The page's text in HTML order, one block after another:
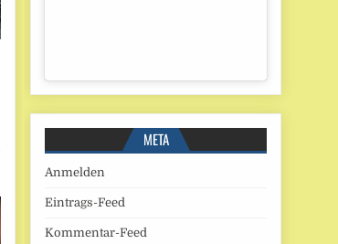
META
Anmelden
Eintrags-Feed
Kommentar-Feed